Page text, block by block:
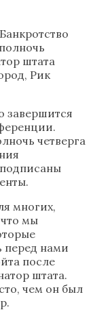
Банкротство
штата
Рик
завершится
четверга
подписаны
многих,
мы
перед нами
после
штата.
чем он был